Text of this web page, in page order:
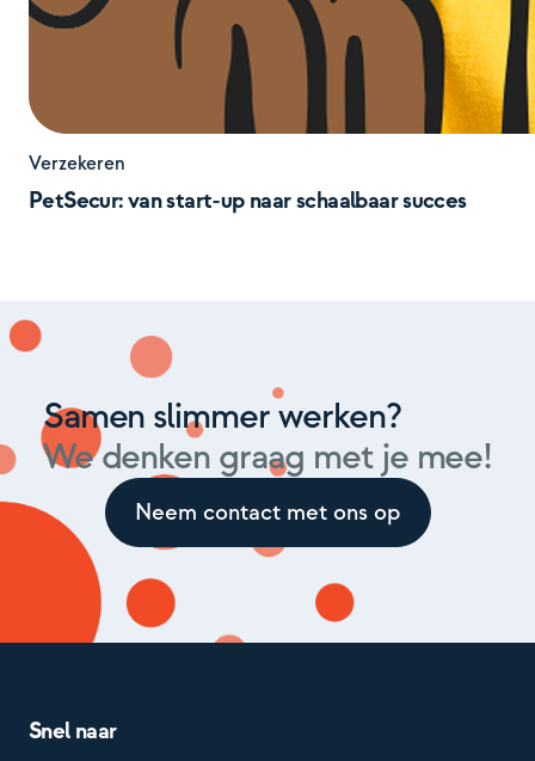
Verzekeren
PetSecur: van start-up naar schaalbaar succes
Samen slimmer werken?
We denken graag met je mee!
Neem contact met ons op
Snel naar